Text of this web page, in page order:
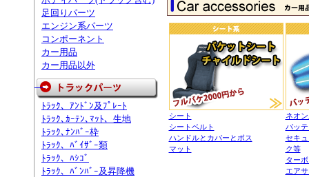
シート
シートベルト
ハンドルとカバーとボス
マット
ネオ
バッ
セキ
ク等
ター
エア
足回りパーツ
エンジン系パーツ
コンポーネント
カー用品
カー用品以外
ﾄﾗｯｸ、ｱﾝﾄﾞﾝ及ﾌﾟﾚｰﾄ
ﾄﾗｯｸ､ｶｰﾃﾝ､ﾏｯﾄ、生地
ﾄﾗｯｸ､ﾅﾝﾊﾞｰ枠
ﾄﾗｯｸ、ﾊﾞｲｻﾞｰ類
ﾄﾗｯｸ、ﾊｼｺﾞ
ﾄﾗｯｸ、ﾊﾞﾝﾊﾞｰ及昇降機